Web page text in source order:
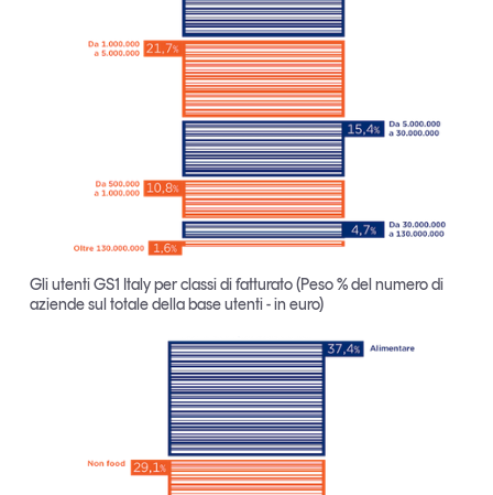
2026
Tendenze è il magazine di GS1 Italy che racconta in
modo indipendente il cambiamento e le sfide del largo
consumo e dell’economia a professionisti e
consumatori
GS1 Italy GS1 Italy
Tendenze
Gli utenti GS1 Italy per classi di fatturato (Peso % del numero di
aziende sul totale della base utenti - in euro)